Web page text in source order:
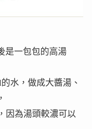
是一包包的高湯
水，做成大醬湯、
因為湯頭較濃可以